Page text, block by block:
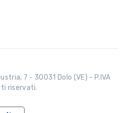
7 - 30031 Dolo (VE) - P.IVA
riservati.